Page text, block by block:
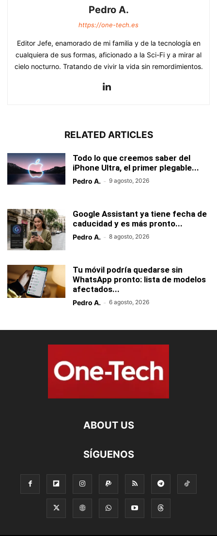
Pedro A.
https://one-tech.es
Editor Jefe, enamorado de mi familia y de la tecnología en
cualquiera de sus formas, aficionado a la Sci-Fi y a mirar al
cielo nocturno. Tratando de vivir la vida sin remordimientos.
RELATED ARTICLES
Todo lo que creemos saber del
iPhone Ultra, el primer plegable...
Pedro A. - 9 agosto, 2026
Google Assistant ya tiene fecha de
caducidad y es más pronto...
Pedro A. - 8 agosto, 2026
Tu móvil podría quedarse sin
WhatsApp pronto: lista de modelos
afectados...
Pedro A. - 6 agosto, 2026
ABOUT US
SÍGUENOS